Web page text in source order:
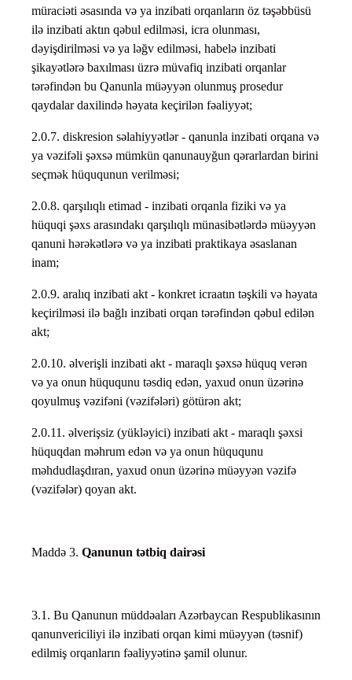
müraciəti əsasında və ya inzibati orqanların öz təşəbbüsü
ilə inzibati aktın qəbul edilməsi, icra olunması,
dəyişdirilməsi və ya ləğv edilməsi, habelə inzibati
şikayətlərə baxılması üzrə müvafiq inzibati orqanlar
tərəfindən bu Qanunla müəyyən olunmuş prosedur
qaydalar daxilində həyata keçirilən fəaliyyət;
2.0.7. diskresion səlahiyyətlər - qanunla inzibati orqana və
ya vəzifəli şəxsə mümkün qanunauyğun qərarlardan birini
seçmək hüququnun verilməsi;
2.0.8. qarşılıqlı etimad - inzibati orqanla fiziki və ya
hüquqi şəxs arasındakı qarşılıqlı münasibətlərdə müəyyən
qanuni hərəkətlərə və ya inzibati praktikaya əsaslanan
inam;
2.0.9. aralıq inzibati akt - konkret icraatın təşkili və həyata
keçirilməsi ilə bağlı inzibati orqan tərəfindən qəbul edilən
akt;
2.0.10. əlverişli inzibati akt - maraqlı şəxsə hüquq verən
və ya onun hüququnu təsdiq edən, yaxud onun üzərinə
qoyulmuş vəzifəni (vəzifələri) götürən akt;
2.0.11. əlverişsiz (yükləyici) inzibati akt - maraqlı şəxsi
hüquqdan məhrum edən və ya onun hüququnu
məhdudlaşdıran, yaxud onun üzərinə müəyyən vəzifə
(vəzifələr) qoyan akt.
Maddə 3. Qanunun tətbiq dairəsi
3.1. Bu Qanunun müddəaları Azərbaycan Respublikasının
qanunvericiliyi ilə inzibati orqan kimi müəyyən (təsnif)
edilmiş orqanların fəaliyyətinə şamil olunur.